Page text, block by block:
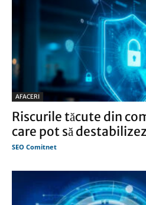
AFACERI
Riscurile tăcute din
care pot să
SEO Comitnet